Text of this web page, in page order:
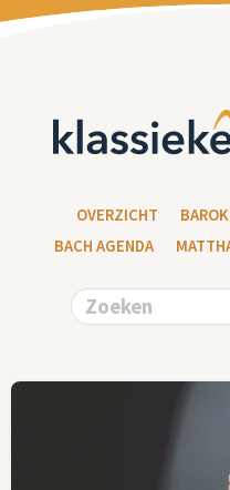
OVERZICHT BAROK
BACH AGENDA